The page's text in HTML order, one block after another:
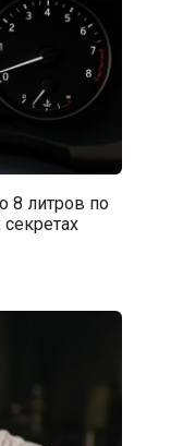
8 литров по